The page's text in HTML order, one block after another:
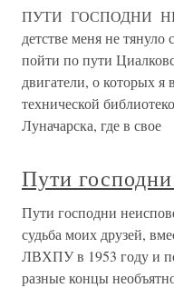
ПУТИ ГОСПОДНИ
детстве меня не
пойти по пути
двигатели, о которых я
технической
Луначарска, где в свое
Пути
Пути господни
судьба моих друзей,
ЛВХПУ в 1953 году и
разные концы